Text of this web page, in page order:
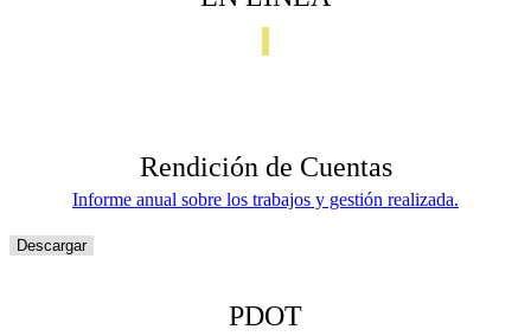
Rendición de Cuentas
Informe anual sobre los trabajos y gestión realizada.
Descargar
PDOT